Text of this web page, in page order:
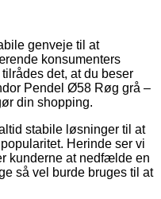
genveje til at
konsumenters
det, at du beser
Pendel Ø58 Røg grå –
din shopping.
stabile løsninger til at
Herinde ser vi
kunderne at nedfælde en
så vel burde bruges til at